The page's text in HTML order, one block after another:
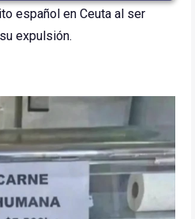
español en Ceuta al ser
expulsión.